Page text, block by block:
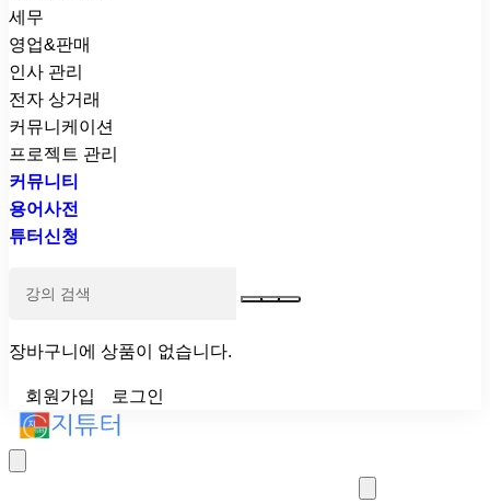
세무
영업&판매
인사 관리
전자 상거래
커뮤니케이션
프로젝트 관리
커뮤니티
용어사전
튜터신청
장바구니에 상품이 없습니다.
회원가입 로그인